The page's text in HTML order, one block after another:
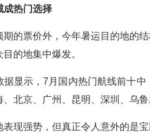
成热门选择
期的票价外，今年暑运目的地的
的地集中爆发。
据显示，7月国内热门航线前十
北京、广州、昆明、深圳、乌鲁
表现强势，但真正令人意外的是宝